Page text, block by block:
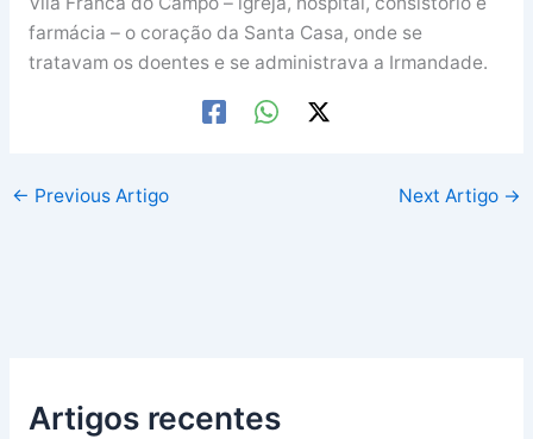
farmácia – o coração da Santa Casa, onde se
tratavam os doentes e se administrava a Irmandade.
← Previous Artigo Next Artigo →
Artigos recentes